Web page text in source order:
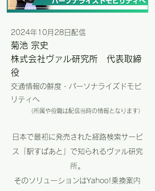
2024年10月28 日配信
菊池 宗史
株式会社ヴァル研究所 代表取締
役
交通情報の鮮度・パーソナライズドモビ
リティへ
（所属や役職は配信当時の情報となります）
日本で最初に発売された経路検索サービ
ス「駅すぱあと」で知られるヴァル研究
所。
そのソリューションはYahoo!乗換案内